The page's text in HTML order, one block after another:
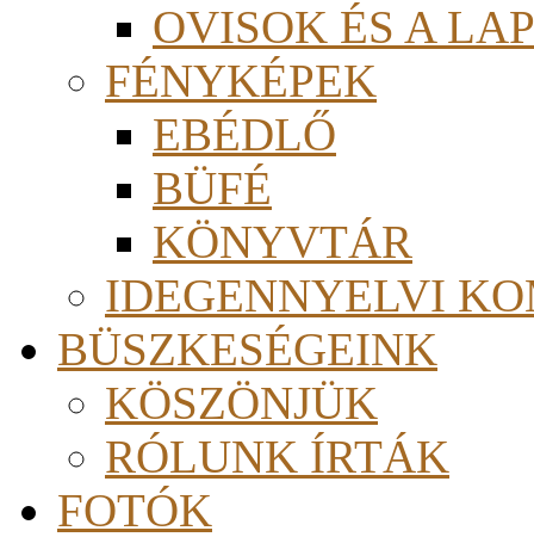
OVISOK ÉS A
FÉNYKÉPEK
EBÉDLŐ
BÜFÉ
KÖNYVTÁR
IDEGENNYELVI
BÜSZKESÉGEINK
KÖSZÖNJÜK
RÓLUNK ÍRTÁK
FOTÓK